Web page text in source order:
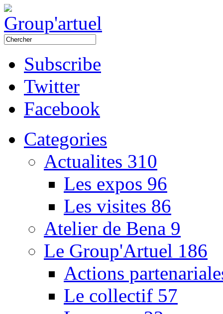
Subscribe
Twitter
Facebook
Categories
Actualites 310
Les expos 96
Les visites 86
Atelier de Bena 9
Le Group'Artuel 186
Actions
Le collectif 57